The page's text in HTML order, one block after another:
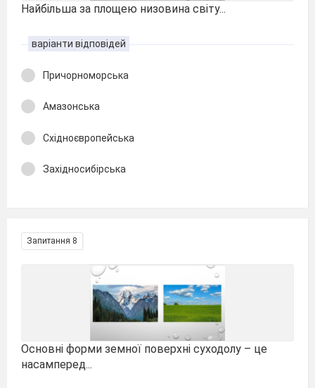
Найбільша за площею низовина світу...
варіанти відповідей
Причорноморська
Амазонська
Східноєвропейська
Західносибірська
Запитання 8
Основні форми земної поверхні суходолу – це
насамперед...